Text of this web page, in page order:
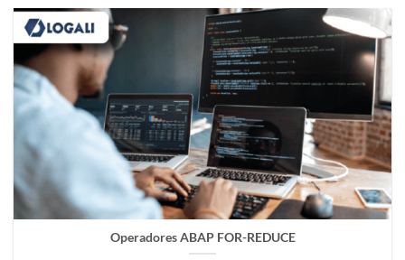
Operadores ABAP FOR-REDUCE